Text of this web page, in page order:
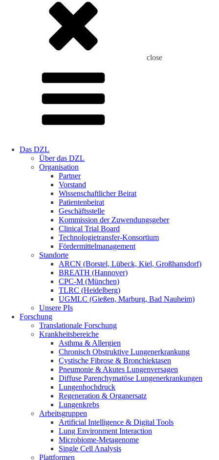
close
Das DZL
Über das DZL
Organisation
Partner
Vorstand
Wissenschaftlicher Beirat
Patientenbeirat
Geschäftsstelle
Kommission der Zuwendungsgeber
Clinical Trial Board
Technologietransfer-Konsortium
Fördermittelmanagement
Standorte
ARCN (Borstel, Lübeck, Kiel, Großhansdorf)
BREATH (Hannover)
CPC-M (München)
TLRC (Heidelberg)
UGMLC (Gießen, Marburg, Bad Nauheim)
Unsere PIs
Forschung
Translationale Forschung
Krankheitsbereiche
Asthma & Allergien
Chronisch Obstruktive Lungenerkrankung
Cystische Fibrose & Bronchiektasen
Pneumonie & Akutes Lungenversagen
Diffuse Parenchymatöse Lungenerkrankungen
Lungenhochdruck
Regeneration & Organersatz
Lungenkrebs
Arbeitsgruppen
Artificial Intelligence & Digital Tools
Lung Environment Interaction
Microbiome-Metagenome
Single Cell Analysis
Plattformen